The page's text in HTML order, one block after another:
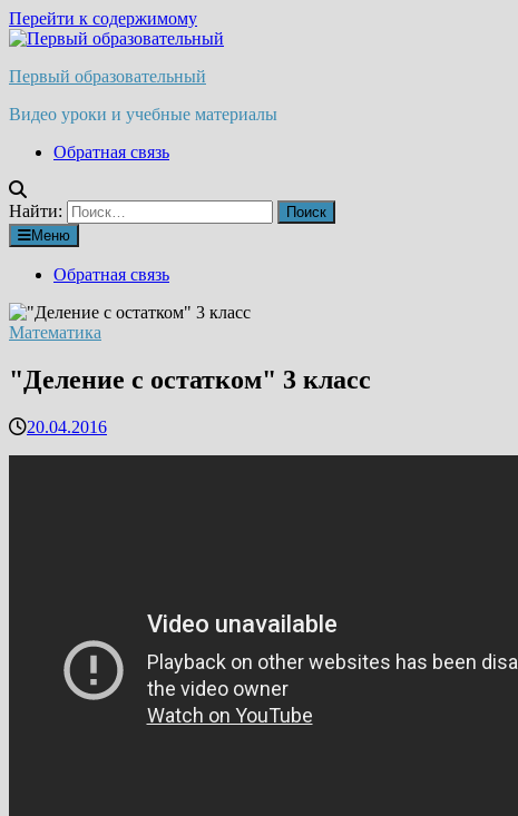
Перейти к содержимому
Первый образовательный
Видео уроки и учебные материалы
Обратная связь
Найти:
Меню
Обратная связь
Математика
"Деление с остатком" 3 класс
20.04.2016